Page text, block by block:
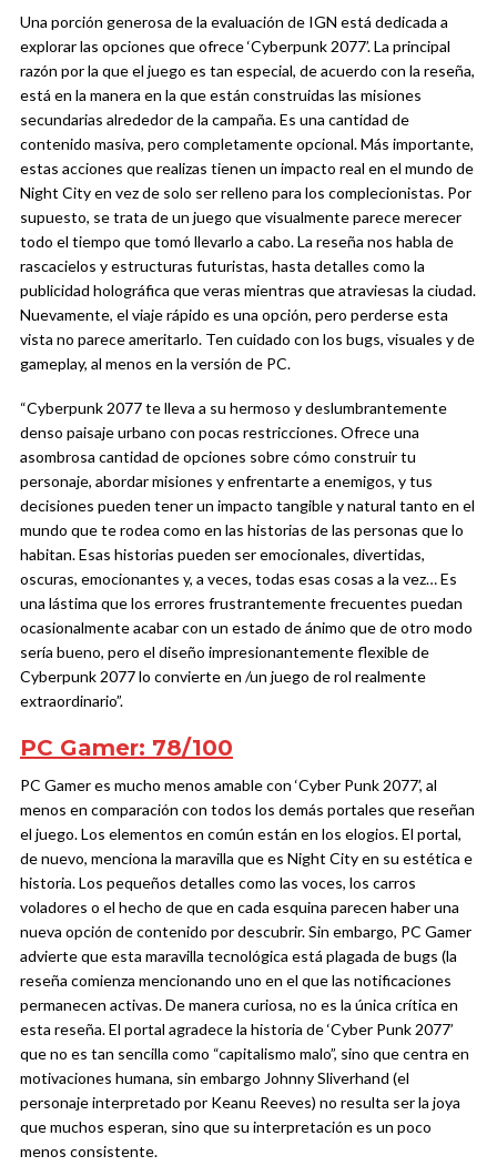
Una porción generosa de la evaluación de IGN está dedicada a
explorar las opciones que ofrece ‘Cyberpunk 2077’. La principal
razón por la que el juego es tan especial, de acuerdo con la reseña,
está en la manera en la que están construidas las misiones
secundarias alrededor de la campaña. Es una cantidad de
contenido masiva, pero completamente opcional. Más importante,
estas acciones que realizas tienen un impacto real en el mundo de
Night City en vez de solo ser relleno para los complecionistas. Por
supuesto, se trata de un juego que visualmente parece merecer
todo el tiempo que tomó llevarlo a cabo. La reseña nos habla de
rascacielos y estructuras futuristas, hasta detalles como la
publicidad holográfica que veras mientras que atraviesas la ciudad.
Nuevamente, el viaje rápido es una opción, pero perderse esta
vista no parece ameritarlo. Ten cuidado con los bugs, visuales y de
gameplay, al menos en la versión de PC.
“Cyberpunk 2077 te lleva a su hermoso y deslumbrantemente
denso paisaje urbano con pocas restricciones. Ofrece una
asombrosa cantidad de opciones sobre cómo construir tu
personaje, abordar misiones y enfrentarte a enemigos, y tus
decisiones pueden tener un impacto tangible y natural tanto en el
mundo que te rodea como en las historias de las personas que lo
habitan. Esas historias pueden ser emocionales, divertidas,
oscuras, emocionantes y, a veces, todas esas cosas a la vez… Es
una lástima que los errores frustrantemente frecuentes puedan
ocasionalmente acabar con un estado de ánimo que de otro modo
sería bueno, pero el diseño impresionantemente flexible de
Cyberpunk 2077 lo convierte en /un juego de rol realmente
extraordinario”.
PC Gamer: 78/100
PC Gamer es mucho menos amable con ‘Cyber Punk 2077’, al
menos en comparación con todos los demás portales que reseñan
el juego. Los elementos en común están en los elogios. El portal,
de nuevo, menciona la maravilla que es Night City en su estética e
historia. Los pequeños detalles como las voces, los carros
voladores o el hecho de que en cada esquina parecen haber una
nueva opción de contenido por descubrir. Sin embargo, PC Gamer
advierte que esta maravilla tecnológica está plagada de bugs (la
reseña comienza mencionando uno en el que las notificaciones
permanecen activas. De manera curiosa, no es la única crítica en
esta reseña. El portal agradece la historia de ‘Cyber Punk 2077’
que no es tan sencilla como “capitalismo malo”, sino que centra en
motivaciones humana, sin embargo Johnny Sliverhand (el
personaje interpretado por Keanu Reeves) no resulta ser la joya
que muchos esperan, sino que su interpretación es un poco
menos consistente.